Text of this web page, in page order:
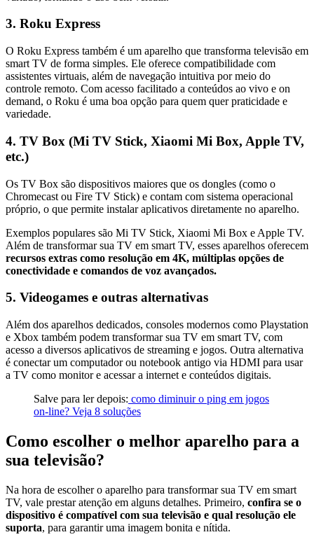
3. Roku Express
O Roku Express também é um aparelho que transforma televisão em
smart TV de forma simples. Ele oferece compatibilidade com
assistentes virtuais, além de navegação intuitiva por meio do
controle remoto. Com acesso facilitado a conteúdos ao vivo e on
demand, o Roku é uma boa opção para quem quer praticidade e
variedade.
4. TV Box (Mi TV Stick, Xiaomi Mi Box, Apple TV,
etc.)
Os TV Box são dispositivos maiores que os dongles (como o
Chromecast ou Fire TV Stick) e contam com sistema operacional
próprio, o que permite instalar aplicativos diretamente no aparelho.
Exemplos populares são Mi TV Stick, Xiaomi Mi Box e Apple TV.
Além de transformar sua TV em smart TV, esses aparelhos oferecem
recursos extras como resolução em 4K, múltiplas opções de
conectividade e comandos de voz avançados.
5. Videogames e outras alternativas
Além dos aparelhos dedicados, consoles modernos como Playstation
e Xbox também podem transformar sua TV em smart TV, com
acesso a diversos aplicativos de streaming e jogos. Outra alternativa
é conectar um computador ou notebook antigo via HDMI para usar
a TV como monitor e acessar a internet e conteúdos digitais.
Salve para ler depois: como diminuir o ping em jogos
on-line? Veja 8 soluções
Como escolher o melhor aparelho para a
sua televisão?
Na hora de escolher o aparelho para transformar sua TV em smart
TV, vale prestar atenção em alguns detalhes. Primeiro, confira se o
dispositivo é compatível com sua televisão e qual resolução ele
suporta, para garantir uma imagem bonita e nítida.